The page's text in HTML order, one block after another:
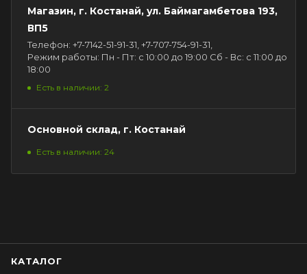
Магазин, г. Костанай, ул. Баймагамбетова 193,
ВП5
Телефон: +7-7142-51-91-31, +7-707-754-91-31,
Режим работы: Пн - Пт: с 10:00 до 19:00 Сб - Вс: с 11:00 до
18:00
Есть в наличии: 2
Основной склад, г. Костанай
Есть в наличии: 24
КАТАЛОГ